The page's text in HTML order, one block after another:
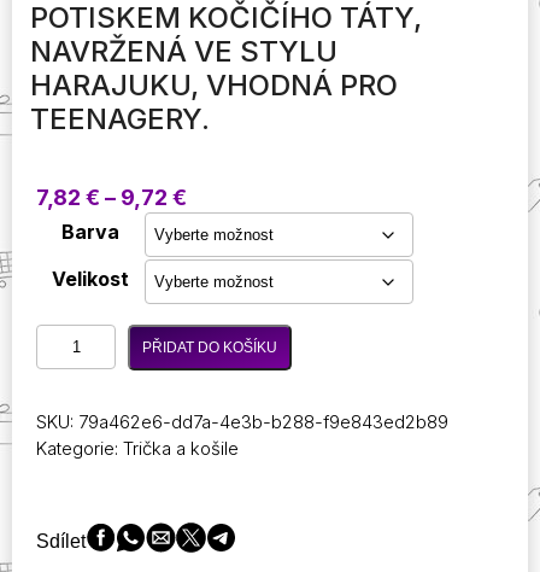
POTISKEM KOČIČÍHO TÁTY,
NAVRŽENÁ VE STYLU
HARAJUKU, VHODNÁ PRO
TEENAGERY.
7,82 € – 9,72 €
až
9,72 €
Barva
Velikost
Pánská
letní
s
krátkým
vtipným
potiskem
PŘIDAT DO KOŠÍKU
SKU: 79a462e6-dd7a-4e3b-b288-f9e843ed2b89
Kategorie: Trička a košile
Sdílet